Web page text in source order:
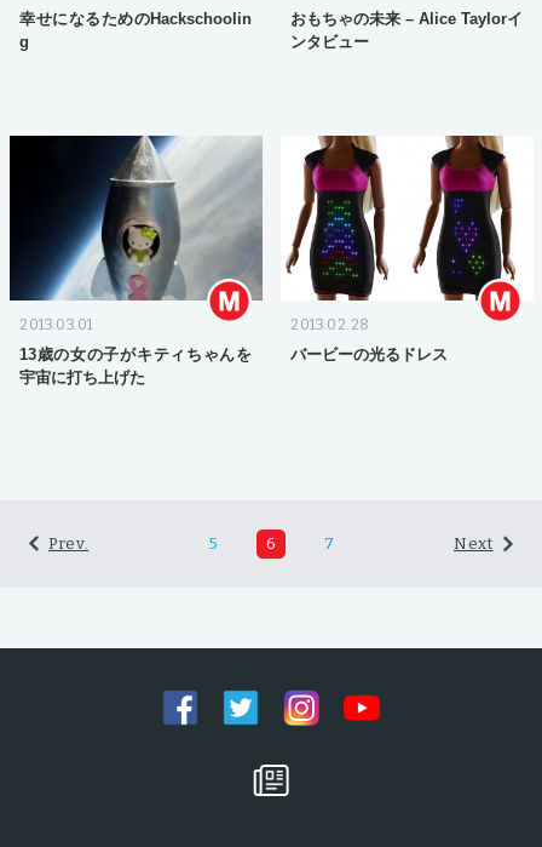
幸せになるためのHackschoolin
g
おもちゃの未来 – Alice Taylorイ
ンタビュー
2013.03.01
13歳の女の子がキティちゃんを
宇宙に打ち上げた
2013.02.28
バービーの光るドレス
Prev. 5 6 7 Next